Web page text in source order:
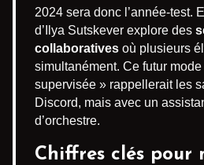
2024 sera donc l’année-test.
d’Ilya Sutskever explore des
collaboratives où plusieurs
simultanément. Ce futur
supervisée » rappellerait les
Discord, mais avec un
d’orchestre.
Chiffres clés pour